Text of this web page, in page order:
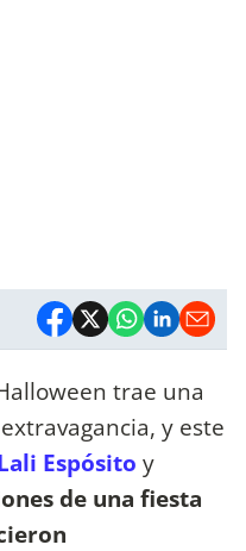
trae una
y este
Espósito y
de una fiesta